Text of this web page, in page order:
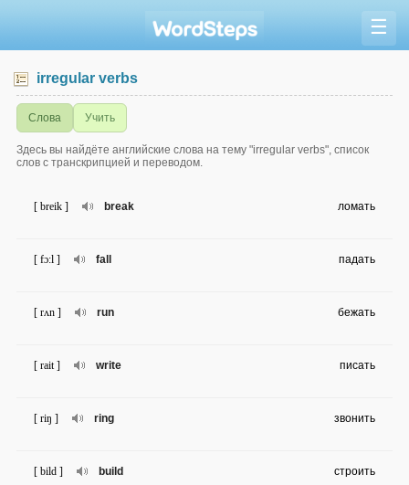
☰
irregular verbs
Слова Учить
Здесь вы найдёте английские слова на тему "irregular verbs", список
слов с транскрипцией и переводом.
break
[ breik ] ломать
fall
[ fɔ:l ] падать
run
[ rʌn ] бежать
write
[ rait ] писать
ring
[ riŋ ] звонить
build
[ bild ] строить